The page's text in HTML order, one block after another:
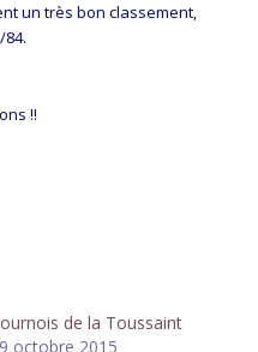
un très bon classement,
84.
!!
de la Toussaint
octobre 2015